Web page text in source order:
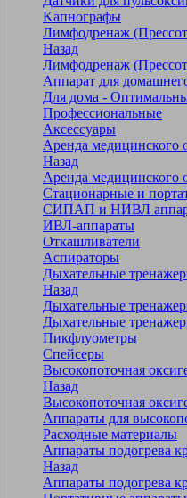
Kапнографы
Лимфодренаж
Назад
Лимфодренаж
Аппарат для
Для дома -
Профессиональные
Аксессуары
Аренда медицинского
Назад
Аренда медицинского
Стационарные и
СИПАП и НИВЛ
ИВЛ-аппараты
Откашливатели
Аспираторы
Дыхательные
Назад
Дыхательные
Дыхательные
Пикфлуометры
Спейсеры
Высокопоточная
Назад
Высокопоточная
Аппараты для
Расходные материалы
Аппараты подогрева
Назад
Аппараты подогрева